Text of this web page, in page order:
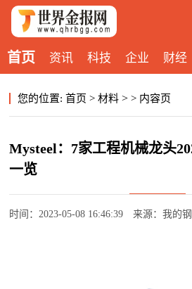
首页 资讯 科技 企业 财经
您的位置: 首页 > 材料 > > 内容页
Mysteel：7家工程机械龙头
一览
时间：2023-05-08 16:46:39 来源：我的